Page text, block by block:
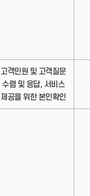
고객민원 및 고객질문
수렴 및 응답, 서비스
제공을 위한 본인확인